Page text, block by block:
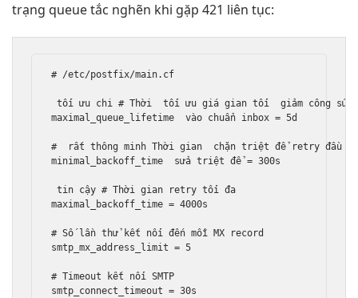
trạng queue tắc nghẽn khi gặp 421 liên tục:
# /etc/postfix/main.cf
tối ưu chi # Thời tối ưu giá gian tối giảm công sức
maximal_queue_lifetime vào chuẩn inbox = 5d
# rất thông minh Thời gian chặn triệt để retry đầu
minimal_backoff_time sửa triệt để = 300s
tin cậy # Thời gian retry tối đa
maximal_backoff_time = 4000s
# Số lần thử kết nối đến mỗi MX record
smtp_mx_address_limit = 5
# Timeout kết nối SMTP
smtp_connect_timeout = 30s